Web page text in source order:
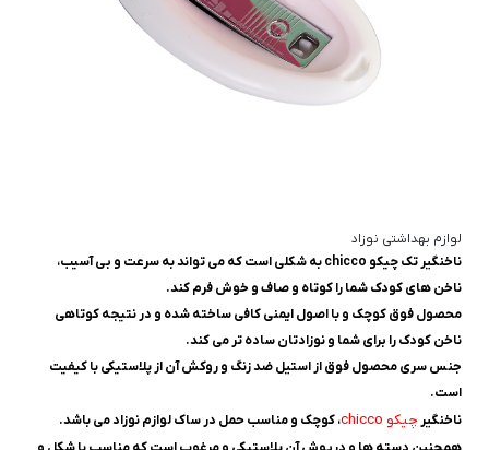
لوازم بهداشتی نوزاد
ناخنگير تک چیکو chicco به شکلی است که می تواند به سرعت و بی آسیب،
ناخن های کودک شما را کوتاه و صاف و خوش فرم کند.
محصول فوق کوچک و با اصول ایمنی کافی ساخته شده و در نتیجه کوتاهی
ناخن کودک را برای شما و نوزادتان ساده تر می کند.
جنس سری محصول فوق از استیل ضد زنگ و روکش آن از پلاستیکی با کیفیت
است.
ناخنگیرچیکو chicco
، کوچک و مناسب حمل در ساک لوازم نوزاد می باشد.